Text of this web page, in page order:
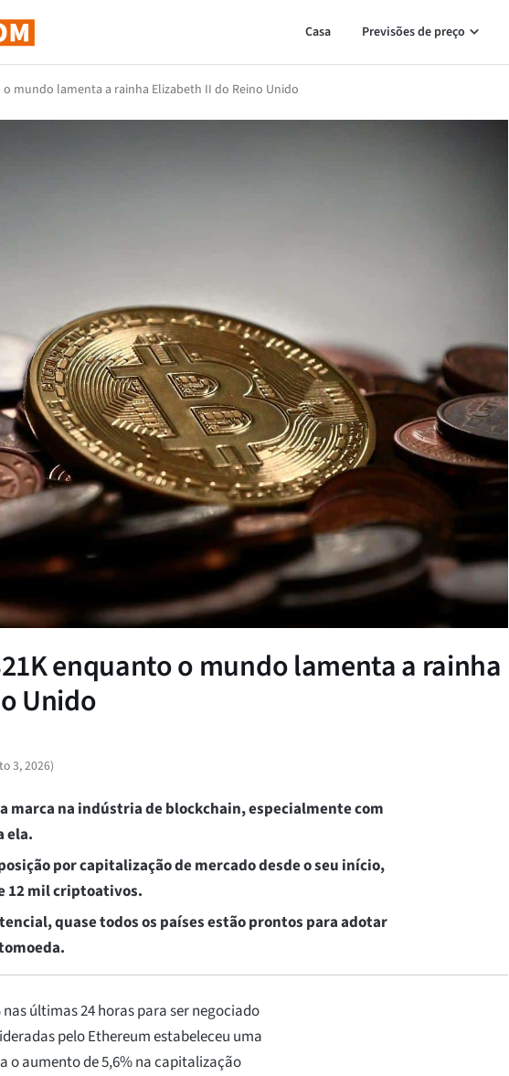
Casa Previsões de preço
o mundo lamenta a rainha Elizabeth II do Reino Unido
enquanto o mundo lamenta a rainha
Unido
3, 2026)
marca na indústria de blockchain, especialmente com
ela.
por capitalização de mercado desde o seu início,
12 mil criptoativos.
quase todos os países estão prontos para adotar
últimas 24 horas para ser negociado
pelo Ethereum estabeleceu uma
aumento de 5,6% na capitalização